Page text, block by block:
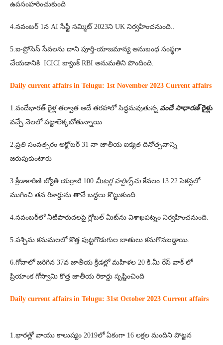
ఉపసంహరించుకుంది
4.నవంబర్ 1న AI సేఫ్టీ సమ్మిట్ 2023ని UK నిర్వహించనుంది..
5.ఐ-ప్రోసెస్ సేవలను దాని పూర్తి-యాజమాన్య అనుబంధ సంస్థగా
చేయడానికి ICICI బ్యాంక్ RBI అనుమతిని పొందింది.
Daily current affairs in Telugu: 1st November 2023 Current affairs
1.వందేభారత్‌ రైళ్ల తర్వాత అదే తరహాలో సిద్ధమవుతున్న వందే సాధారణ్‌రైళ్లు
వచ్చే నెలలో పట్టాలెక్కబోతున్నాయి
2.ప్రతి సంవత్సరం అక్టోబర్ 31 నా జాతీయ ఐక్యత దినోత్సవాన్ని
జరుపుకుంటారు
3.క్రీడాకారిణి జ్యోతి యర్రాజీ 100 మీటర్ల హర్డిల్స్‌నుకేవలం 13.22 సెకన్లలో
ముగించి తన రికార్డును తానే బద్దలు కొట్టుకుంది.
4.నవంబర్‌లో నీటిపారుదలపై గ్లోబల్‌ మీట్‌ను విశాఖపట్నం నిర్వహించనుంది.
5.పశ్చిమ కనుమలలో కొత్త పుట్టగొడుగుల జాతులు కనుగొనబడ్డాయి.
6.గోవాలో జరిగిన 37వ జాతీయ క్రీడల్లో మహిళల 20 కి.మీ రేస్ వాక్ లో
ప్రియాంక గోస్వామి కొత్త జాతీయ రికార్డు సృష్టించింది
Daily current affairs in Telugu: 31st October 2023 Current affairs
1.భారత్లో వాయు కాలుష్యం 2019లో ఏకంగా 16 లక్షల మందిని పొట్టన